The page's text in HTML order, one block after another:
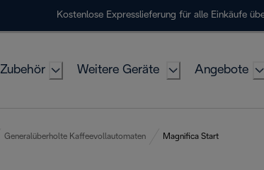
Kostenlose Expresslieferung für alle Einkäufe
Zubehör Weitere Geräte Angebote
Generalüberholte Kaffeevollautomaten Magnifica Start